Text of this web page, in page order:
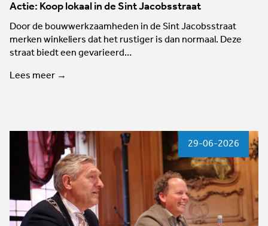
Actie: Koop lokaal in de Sint Jacobsstraat
Door de bouwwerkzaamheden in de Sint Jacobsstraat
merken winkeliers dat het rustiger is dan normaal. Deze
straat biedt een gevarieerd…
Lees meer →
29-06-2026